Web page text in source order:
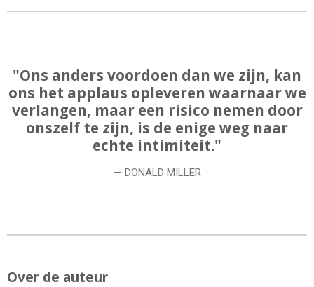
"Ons anders voordoen dan we zijn, kan
ons het applaus opleveren waarnaar we
verlangen, maar een risico nemen door
onszelf te zijn, is de enige weg naar
echte intimiteit."
— DONALD MILLER
Over de auteur